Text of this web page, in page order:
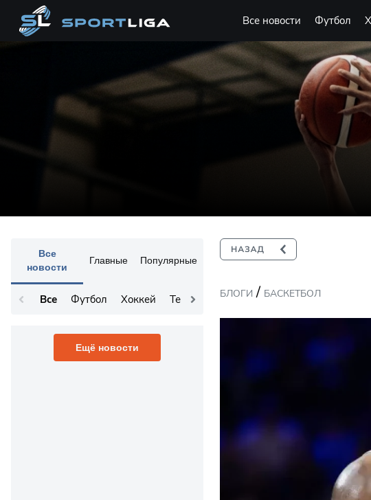
Все новости Футбол
Все
новости
Главные Популярные
Все Футбол Хоккей Теннис Остальное
Ещё новости
БЛОГИ / БАСКЕТБОЛ